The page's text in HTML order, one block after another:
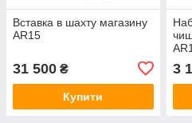
Вставка в шахту магазину
AR15
31 500 ₴
Купити
3